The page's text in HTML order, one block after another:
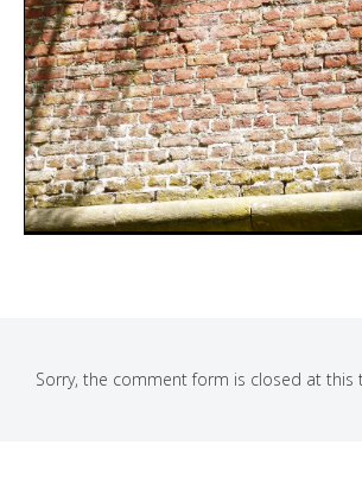
Sorry, the comment form is closed at this